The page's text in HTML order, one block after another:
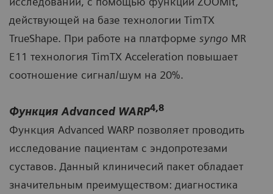
действующей на базе технологии TimTX
TrueShape. При работе на платформе syngo MR
E11 технология TimTX Acceleration повышает
соотношение сигнал/шум на 20%.
Функция Advanced WARP4,8
Функция Advanced WARP позволяет проводить
исследование пациентам с эндопротезами
суставов. Данный клиничесий пакет обладает
значительным преимуществом: диагностика